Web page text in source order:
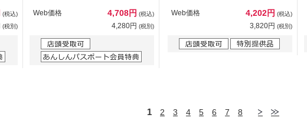
(税込)
(税別)
Web価格 4,708円 (税込)
4,280円 (税別)
Web価格 4,202円 (税込)
3,820円 (税別)
1 2 3 4 5 6 7 8